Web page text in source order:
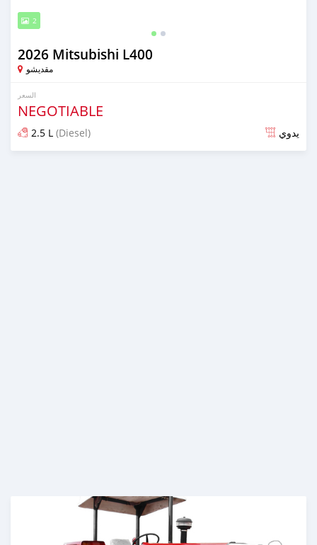
2
2026 Mitsubishi L400
مقديشو
السعر
NEGOTIABLE
2.5 L (Diesel) يدوي